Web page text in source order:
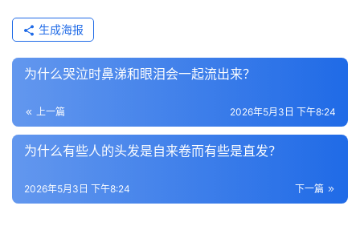
生成海报
为什么哭泣时鼻涕和眼泪会一起流出来？
上一篇 2026年5月3日 下午8:24
为什么有些人的头发是自来卷而有些是直发？
下一篇
2026年5月3日 下午8:24